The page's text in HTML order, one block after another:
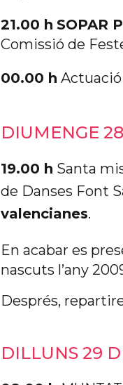
21.00 h SOPAR
Comissió de
00.00 h
DIUMENGE
19.00 h Santa
de Danses Font
valencianes.
En acabar es
nascuts l’any
Després,
DILLUNS 29